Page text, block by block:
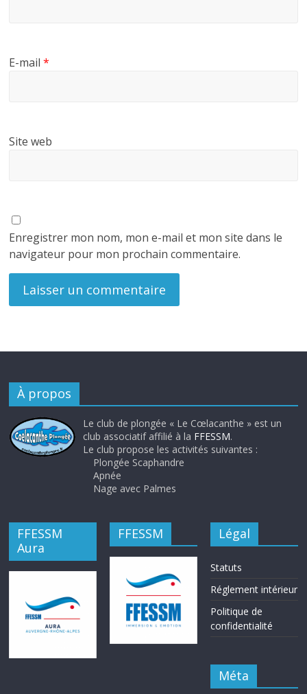
E-mail*
Site web
Enregistrer mon nom, mon e-mail et mon site dans le
navigateur pour mon prochain commentaire.
À propos
Le club de plongée « Le Cœlacanthe » est un
club associatif affilié à la FFESSM.
Le club propose les activités suivantes :
Plongée Scaphandre
Apnée
Nage avec Palmes
FFESSM
Aura
FFESSM Légal
Statuts
Réglement intérieur
Politique de
confidentialité
Méta